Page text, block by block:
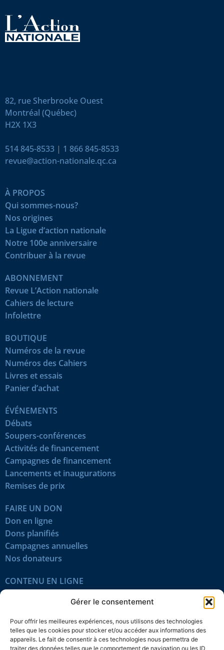
Gérer le consentement
Pour offrir les meilleures expériences, nous utilisons des technologies
telles que les cookies pour stocker et/ou accéder aux informations des
appareils. Le fait de consentir à ces technologies nous permettra de
traiter des données telles que le comportement de navigation ou les ID
82, rue Sherbrooke Ouest
Montréal (Québec)
H2X 1X3
514 845-8533 | 1 866 845-8533
revue@action-nationale.qc.ca
À PROPOS
Qui sommes-nous?
Nos origines
La Ligue d’action nationale
Notre 100e anniversaire
Contribuer à la revue
ABONNEMENT
Revue L’Action nationale
Cahiers de lecture
Infolettre
BOUTIQUE
Numéros de la revue
Numéros des Cahiers
Livres et essais
Panier d’achat
ÉVÉNEMENTS
Débats
Soupers-conférences
Activités de financement
Campagnes de financement
Lancements et inaugurations
Remises de prix
FAIRE UN DON
Don en ligne
Dons planifiés
Campagnes annuelles
Nos donateurs
CONTENU EN LIGNE
Tous les articles
Œuvres du mois
En vidéo